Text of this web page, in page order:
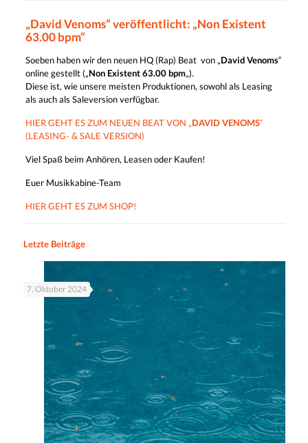
„David Venoms“ veröffentlicht: „Non Existent
63.00 bpm“
Soeben haben wir den neuen HQ (Rap) Beat von „David Venoms“
online gestellt („Non Existent 63.00 bpm„).
Diese ist, wie unsere meisten Produktionen, sowohl als Leasing
als auch als Saleversion verfügbar.
HIER GEHT ES ZUM NEUEN BEAT VON „DAVID VENOMS“
(LEASING- & SALE VERSION)
Viel Spaß beim Anhören, Leasen oder Kaufen!
Euer Musikkabine-Team
HIER GEHT ES ZUM SHOP!
Letzte Beiträge
7. Oktober 2024